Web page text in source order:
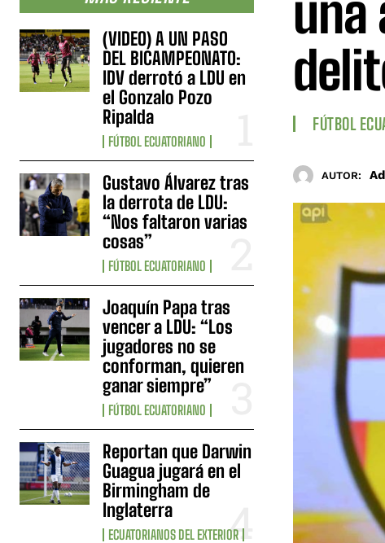
(VIDEO) A UN PASO
DEL BICAMPEONATO:
IDV derrotó a LDU en
el Gonzalo Pozo
Ripalda
FÚTBOL ECUATORIANO
Gustavo Álvarez tras
la derrota de LDU:
“Nos faltaron varias
cosas”
FÚTBOL ECUATORIANO
Joaquín Papa tras
vencer a LDU: “Los
jugadores no se
conforman, quieren
ganar siempre”
FÚTBOL ECUATORIANO
Reportan que Darwin
Guagua jugará en el
Birmingham de
Inglaterra
ECUATORIANOS DEL EXTERIOR
una
FÚTBOL
AUTOR: